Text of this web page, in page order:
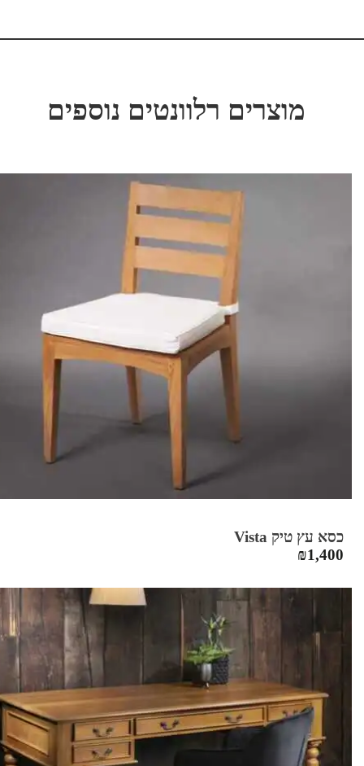
מוצרים רלוונטים נוספים
כסא עץ טיק Vista
₪1,400